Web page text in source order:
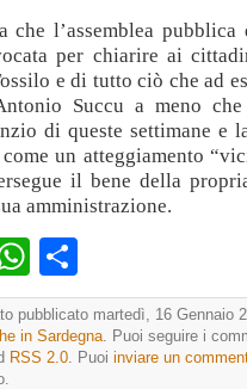
che l’assemblea
per chiarire ai
e di tutto ciò che ad
Succu a meno
di queste settimane e
un atteggiamento
il bene della
amministrazione.
WhatsApp
pubblicato martedì, 16 Gennaio
in Sardegna . Puoi seguire i
RSS 2.0 . Puoi inviare un